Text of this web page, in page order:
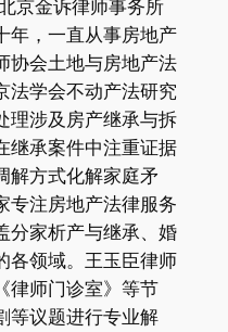
京金诉律师事务所
年，一直从事房地产
协会土地与房地产法
法学会不动产法研究
理涉及房产继承与拆
继承案件中注重证据
解方式化解家庭矛
专注房地产法律服务
分家析产与继承、婚
各领域。王玉臣律师
律师门诊室》等节
等议题进行专业解